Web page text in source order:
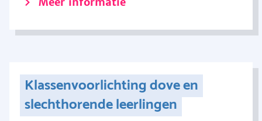
Klassenvoorlichting dove en
slechthorende leerlingen